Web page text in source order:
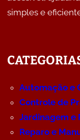
simples e
Automação e
Controle de
Jardinagem e
Reparo e